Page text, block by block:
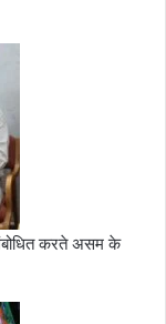
करते असम के